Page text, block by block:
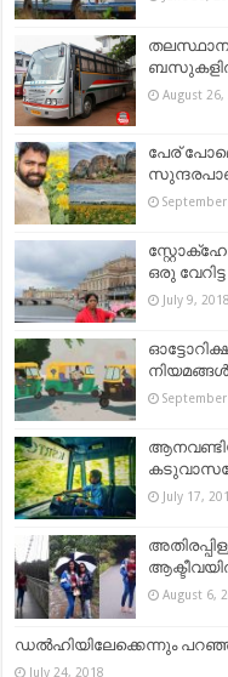
ബസുകളില്‍
August 26,
പേര്
ഒരു
July 9, 2018
July 17,
August 6,
ഡൽഹിയിലേക്കെന്നും പറഞ്ഞ്
July 24, 2018